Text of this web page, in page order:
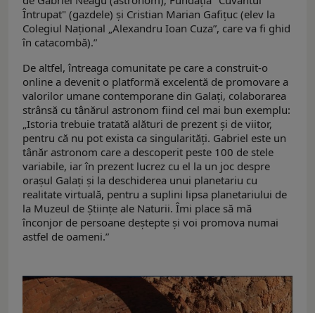
Întrupat" (gazdele) și Cristian Marian Gafițuc (elev la
Colegiul Național „Alexandru Ioan Cuza”, care va fi ghid
în catacombă).”
De altfel, întreaga comunitate pe care a construit-o
online a devenit o platformă excelentă de promovare a
valorilor umane contemporane din Galați, colaborarea
strânsă cu tânărul astronom fiind cel mai bun exemplu:
„Istoria trebuie tratată alături de prezent și de viitor,
pentru că nu pot exista ca singularități. Gabriel este un
tânăr astronom care a descoperit peste 100 de stele
variabile, iar în prezent lucrez cu el la un joc despre
orașul Galați și la deschiderea unui planetariu cu
realitate virtuală, pentru a suplini lipsa planetariului de
la Muzeul de Științe ale Naturii. Îmi place să mă
înconjor de persoane deștepte și voi promova numai
astfel de oameni.”